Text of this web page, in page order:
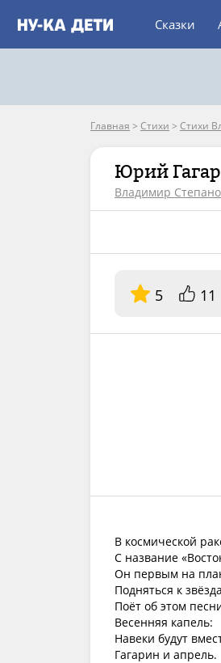
Сказки
Главная > Стихи > Стихи
Юрий
Владимир
5 11
В космической
С название
Он первым на
Подняться к
Поёт об этом
Весенняя капель:
Навеки будут
Гагарин и апрель.